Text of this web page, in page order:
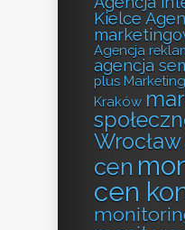
Kielce
Agencja
agencja
plus
Kraków
Wrocław
cen
cen